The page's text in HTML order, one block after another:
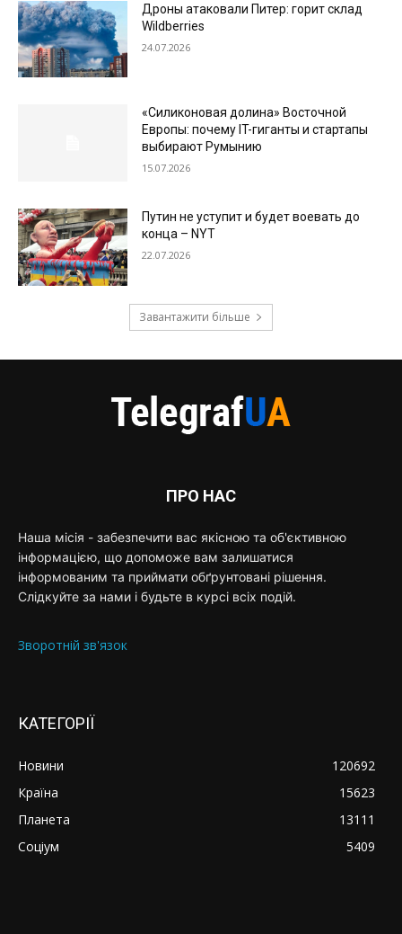
Дроны атаковали Питер: горит склад
Wildberries
24.07.2026
«Силиконовая долина» Восточной
Европы: почему IT-гиганты и стартапы
выбирают Румынию
15.07.2026
Путин не уступит и будет воевать до
конца – NYT
22.07.2026
Завантажити більше
ПРО НАС
Наша місія - забезпечити вас якісною та об'єктивною
інформацією, що допоможе вам залишатися
інформованим та приймати обґрунтовані рішення.
Слідкуйте за нами і будьте в курсі всіх подій.
Зворотній зв'язок
КАТЕГОРІЇ
Новини
120692
Країна
15623
Планета
13111
Соціум
5409